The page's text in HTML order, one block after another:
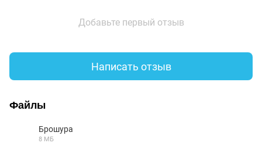
Добавьте первый отзыв
Написать отзыв
Файлы
Брошура
8 МБ